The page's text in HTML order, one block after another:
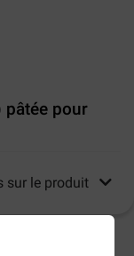
pâtée pour
sur le produit